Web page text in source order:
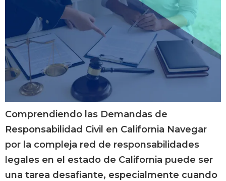
Comprendiendo las Demandas de
Responsabilidad Civil en California Navegar
por la compleja red de responsabilidades
legales en el estado de California puede ser
una tarea desafiante, especialmente cuando